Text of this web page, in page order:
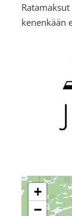
kenenkään
+
−